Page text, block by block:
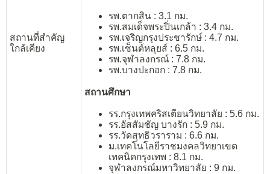
สถานที่สำคัญ
ใกล้เคียง
รพ.ตากสิน : 3.1 กม.
รพ.สมเด็จพระปิ่นเกล้า : 3.4 กม.
รพ.เจริญกรุงประชารักษ์ : 4.7 กม.
รพ.เซ็นต์หลุยส์ : 6.5 กม.
รพ.จุฬาลงกรณ์ : 7.8 กม.
รพ.บางปะกอก : 7.8 กม.
สถานศึกษา
รร.กรุงเทพคริสเตียนวิทยาลัย : 5.6 กม.
รร.อัสสัมชัญ บางรัก : 5.9 กม.
รร.วัดสุทธิวราราม : 6.6 กม.
ม.เทคโนโลยีราชมงคลวิทยาเขต
เทคนิคกรุงเทพ : 8.1 กม.
จุฬาลงกรณ์มหาวิทยาลัย : 9 กม.